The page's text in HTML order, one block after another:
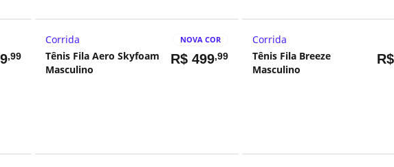
,99
Corrida NOVA COR
Tênis Fila Aero Skyfoam
Masculino
R$ 499,99
Corrida
Tênis Fila Breeze
Masculino